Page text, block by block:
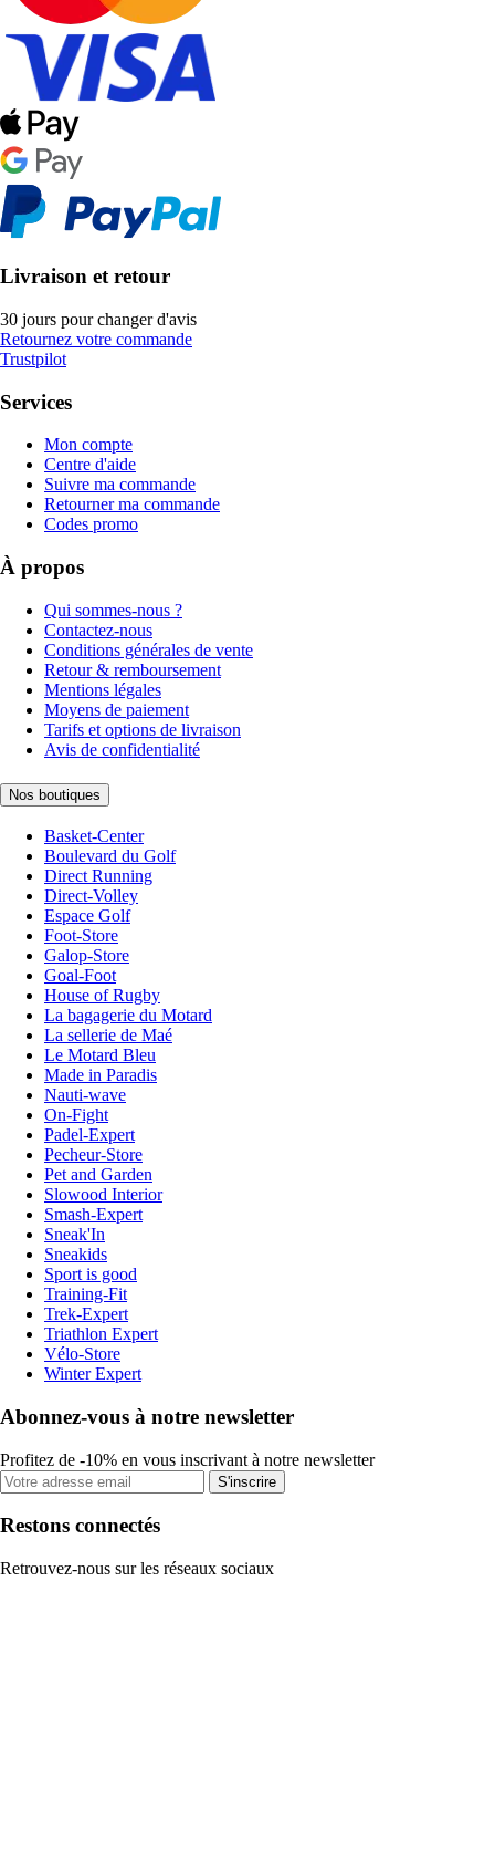
Livraison et retour
30 jours pour changer d'avis
Retournez votre commande
Trustpilot
Services
Mon compte
Centre d'aide
Suivre ma commande
Retourner ma commande
Codes promo
À propos
Qui sommes-nous ?
Contactez-nous
Conditions générales de vente
Retour & remboursement
Mentions légales
Moyens de paiement
Tarifs et options de livraison
Avis de confidentialité
Nos boutiques
Basket-Center
Boulevard du Golf
Direct Running
Direct-Volley
Espace Golf
Foot-Store
Galop-Store
Goal-Foot
House of Rugby
La bagagerie du Motard
La sellerie de Maé
Le Motard Bleu
Made in Paradis
Nauti-wave
On-Fight
Padel-Expert
Pecheur-Store
Pet and Garden
Slowood Interior
Smash-Expert
Sneak'In
Sneakids
Sport is good
Training-Fit
Trek-Expert
Triathlon Expert
Vélo-Store
Winter Expert
Abonnez-vous à notre newsletter
Profitez de -10% en vous inscrivant à notre newsletter
S'inscrire
Restons connectés
Retrouvez-nous sur les réseaux sociaux